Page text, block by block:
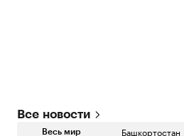
Все новости
Весь мир Башкортостан